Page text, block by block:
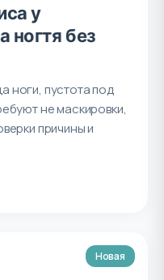
у
ногтя без
ноги, пустота под
не маскировки,
причины и
Новая